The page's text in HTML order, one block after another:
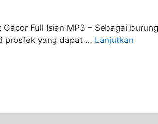
Full Isian MP3 – Sebagai burung
prosfek yang dapat … Lanjutkan